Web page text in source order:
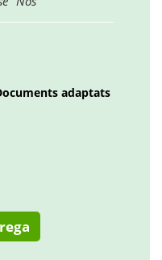
en
adaptats